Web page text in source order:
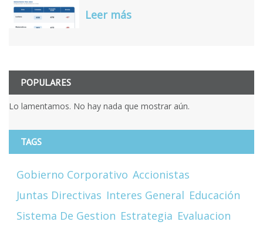
Leer más
POPULARES
Lo lamentamos. No hay nada que mostrar aún.
TAGS
Gobierno Corporativo Accionistas
Juntas Directivas Interes General Educación
Sistema De Gestion Estrategia Evaluacion